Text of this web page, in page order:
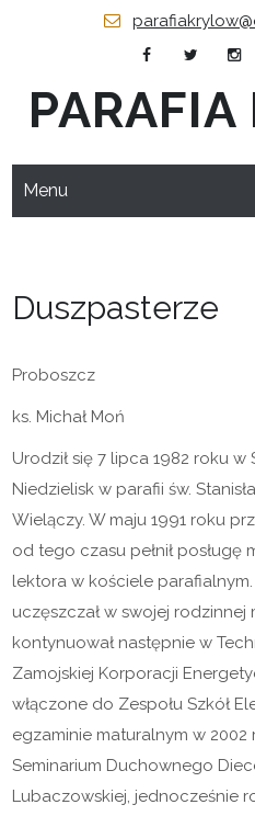
Menu
Duszpasterze
Proboszcz
ks. Michał Moń
Urodził się 7 lipca 1982 roku
Niedzielisk w parafii św.
Wielączy. W maju 1991 roku
od tego czasu pełnił posługę
lektora w kościele
uczęszczał w swojej rodzinnej
kontynuował następnie w
Zamojskiej Korporacji
włączone do Zespołu Szkół
egzaminie maturalnym w 2002
Seminarium Duchownego
Lubaczowskiej, jednocześnie